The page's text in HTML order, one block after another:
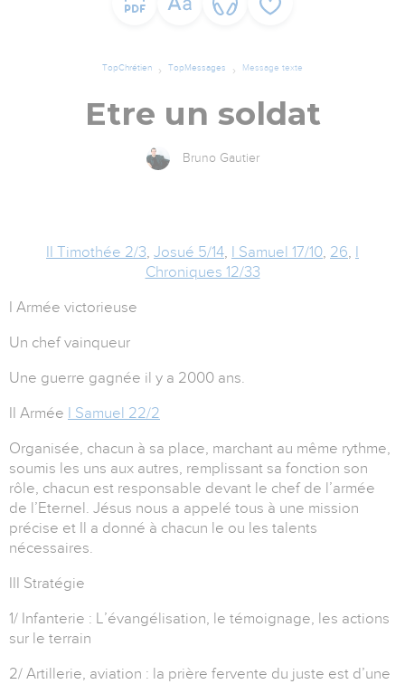
TopChrétien TopMessages Message texte
Etre un soldat
Bruno Gautier
II Timothée 2/3, Josué 5/14, I Samuel 17/10, 26,
Chroniques 12/33
I Armée victorieuse
Un chef vainqueur
Une guerre gagnée il y a 2000 ans.
II Armée I Samuel 22/2
Organisée, chacun à sa place, marchant au même rythme,
soumis les uns aux autres, remplissant sa fonction son
rôle, chacun est responsable devant le chef de l’armée
de l’Eternel. Jésus nous a appelé tous à une mission
précise et Il a donné à chacun le ou les talents
nécessaires.
III Stratégie
1/ Infanterie : L’évangélisation, le témoignage, les actions
sur le terrain
2/ Artillerie, aviation : la prière fervente du juste est d’une